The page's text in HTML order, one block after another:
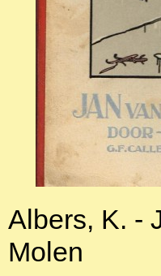
Albers, K. -
Molen